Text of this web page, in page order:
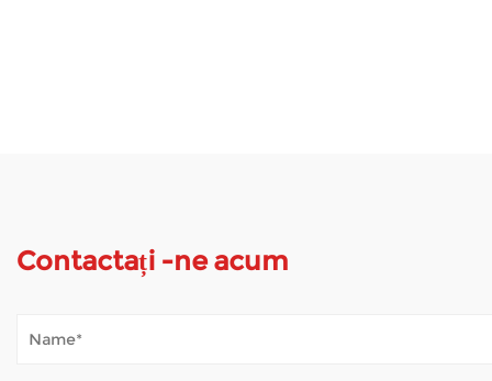
Contactați -ne acum